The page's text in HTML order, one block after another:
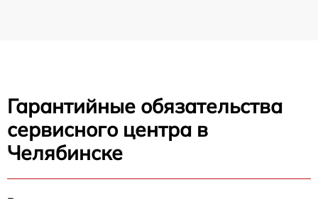
Гарантийные обязательства
сервисного центра в
Челябинске